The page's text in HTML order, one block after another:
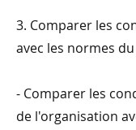
3. Comparer les
avec les normes
- Comparer les
de l'organisation